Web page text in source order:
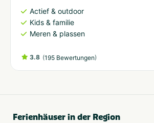
Actief & outdoor
Kids & familie
Meren & plassen
3.8 (195 Bewertungen)
Ferienhäuser in der Region